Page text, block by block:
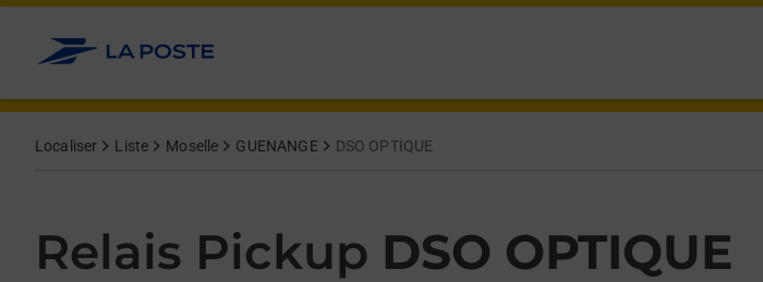
Allez au contenu
Localiser Liste Moselle GUENANGE DSO OPTIQUE
Relais Pickup DSO OPTIQUE
Day of the WeekHours
Get directions to Relais Pickup at ZONE DU GRAND ZELLENER GUENANGE,
lien s'ouvre dans un nouvel onglet